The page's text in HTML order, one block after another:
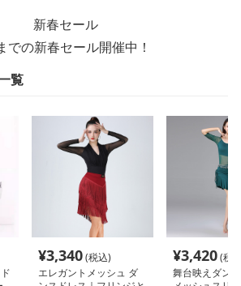
での新春セール開催中！
覧
¥3,340(税込)
エレガントメッシュ ダ
¥3,420(税
舞台映えダン